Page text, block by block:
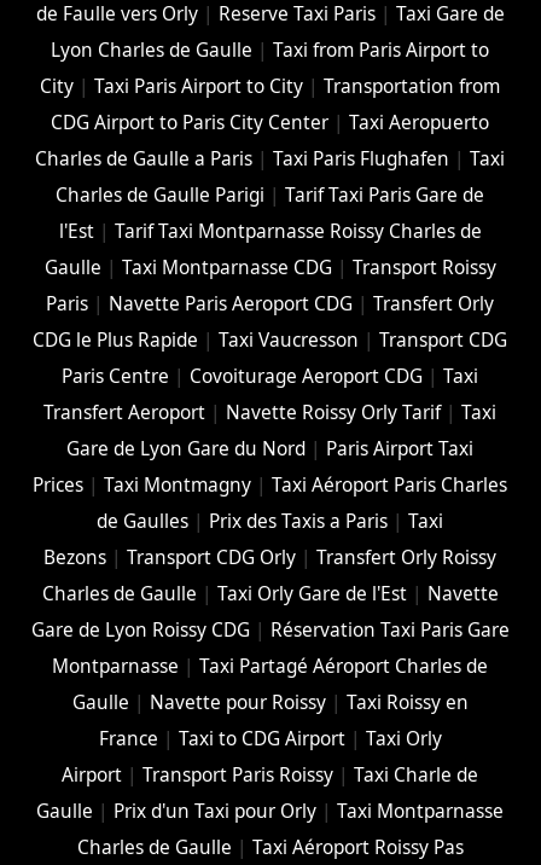
de Faulle vers Orly| Reserve Taxi Paris| Taxi Gare de
Lyon Charles de Gaulle |Taxi from Paris Airport to
City |Taxi Paris Airport to City |Transportation from
CDG Airport to Paris City Center |Taxi Aeropuerto
Charles de Gaulle a Paris |Taxi Paris Flughafen |Taxi
Charles de Gaulle Parigi |Tarif Taxi Paris Gare de
l'Est| Tarif Taxi Montparnasse Roissy Charles de
Gaulle | Taxi Montparnasse CDG | Transport Roissy
Paris | Navette Paris Aeroport CDG |Transfert Orly
CDG le Plus Rapide |Taxi Vaucresson |Transport CDG
Paris Centre | Covoiturage Aeroport CDG |Taxi
Transfert Aeroport | Navette Roissy Orly Tarif|Taxi
Gare de Lyon Gare du Nord | Paris Airport Taxi
Prices |Taxi Montmagny |Taxi Aéroport Paris Charles
de Gaulles | Prix des Taxis a Paris |Taxi
Bezons |Transport CDG Orly |Transfert Orly Roissy
Charles de Gaulle | Taxi Orly Gare de l'Est| Navette
Gare de Lyon Roissy CDG | Réservation Taxi Paris Gare
Montparnasse |Taxi Partagé Aéroport Charles de
Gaulle | Navette pour Roissy| Taxi Roissy en
France | Taxi to CDG Airport| Taxi Orly
Airport |Transport Paris Roissy |Taxi Charle de
Gaulle | Prix d'un Taxi pour Orly |Taxi Montparnasse
Charles de Gaulle | Taxi Aéroport Roissy Pas